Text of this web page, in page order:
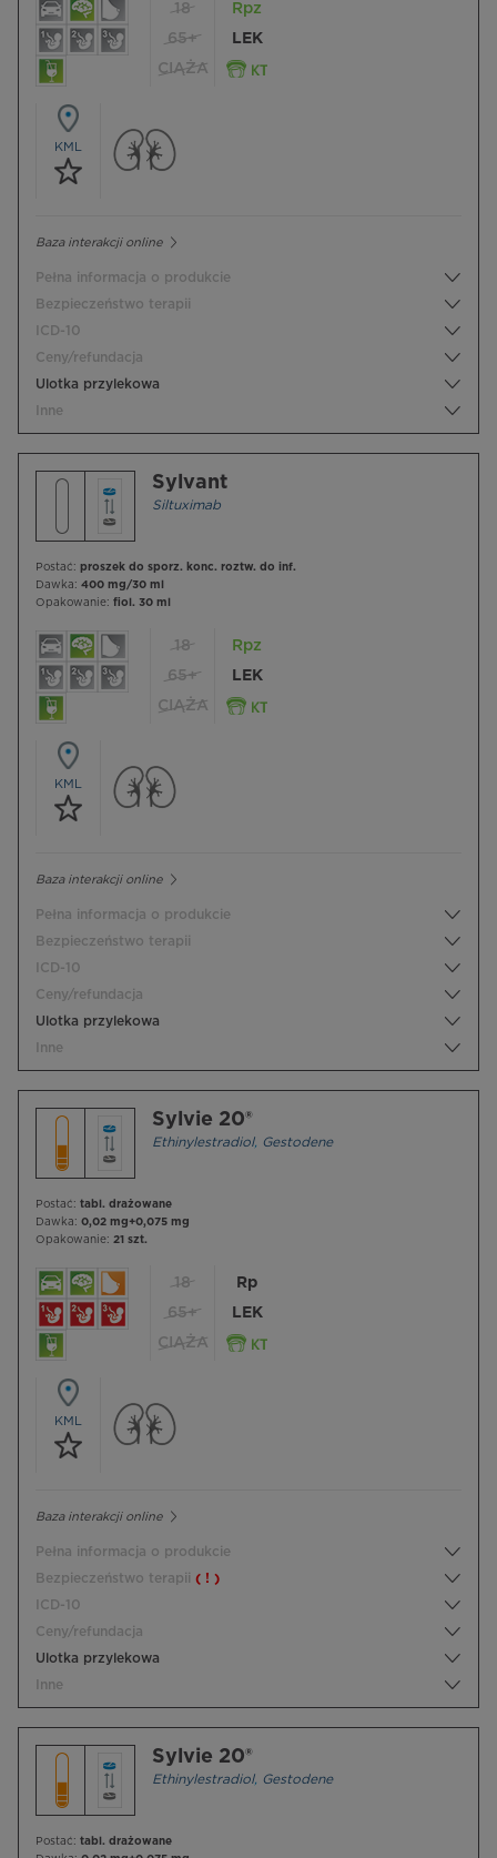
18
65+
CIĄŻA
Rpz
LEK
KML
Baza interakcji online
Pełna informacja o produkcie
Bezpieczeństwo terapii
ICD-10
Ceny/refundacja
Ulotka przylekowa
Inne
Sylvant
Siltuximab
Postać: proszek do sporz. konc. roztw. do inf.
Dawka: 400 mg/30 ml
Opakowanie: fiol. 30 ml
18
65+
CIĄŻA
Rpz
LEK
KML
Baza interakcji online
Pełna informacja o produkcie
Bezpieczeństwo terapii
ICD-10
Ceny/refundacja
Ulotka przylekowa
Inne
Sylvie 20®
Ethinylestradiol, Gestodene
Postać: tabl. drażowane
Dawka: 0,02 mg+0,075 mg
Opakowanie: 21 szt.
18
65+
CIĄŻA
Rp
LEK
KML
Baza interakcji online
Pełna informacja o produkcie
Bezpieczeństwo terapii ( ! )
ICD-10
Ceny/refundacja
Ulotka przylekowa
Inne
Sylvie 20®
Ethinylestradiol, Gestodene
Postać: tabl. drażowane